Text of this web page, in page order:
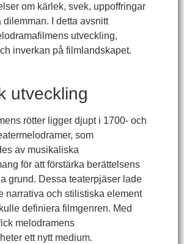
om kärlek, svek, uppoffringar
dilemman. I detta avsnitt
utveckling,
inverkan på filmlandskapet.
utveckling
rötter ligger djupt i 1700- och
som
av musikaliska
för att förstärka berättelsens
grund. Dessa teaterpjäser lade
narrativa och stilistiska element
definiera filmgenren. Med
melodramens
ett nytt medium.